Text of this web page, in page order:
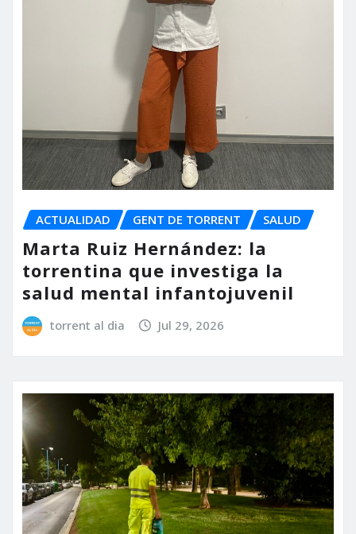
ACTUALIDAD GENT DE TORRENT SALUD
Marta Ruiz Hernández: la
torrentina que investiga la
salud mental infantojuvenil
torrent al dia Jul 29, 2026